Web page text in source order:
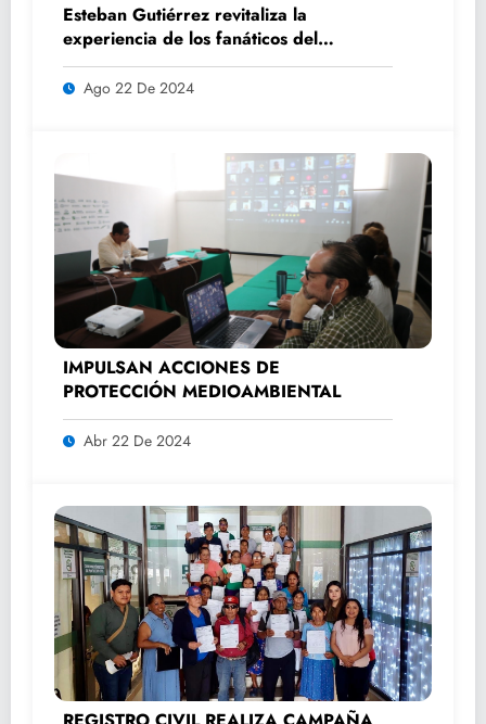
Esteban Gutiérrez revitaliza la
experiencia de los fanáticos del
automovilismo con DRIVER 1
Ago 22 De 2024
IMPULSAN ACCIONES DE
PROTECCIÓN MEDIOAMBIENTAL
Abr 22 De 2024